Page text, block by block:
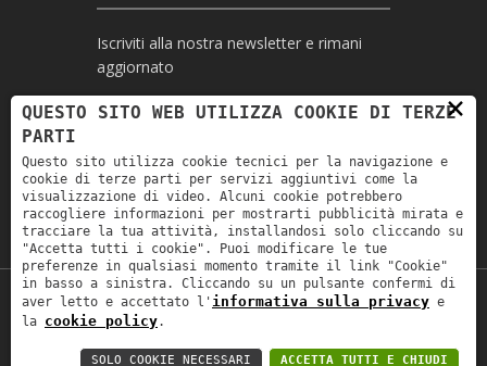
Iscriviti alla nostra newsletter e rimani
aggiornato
Ho letto l'informativa e autorizzo il
trattamento dei miei dati personali per le
finalità ivi indicate *
Copyright © 2019Astrolabio. P.IVA:
Privacy policy-Privacy policy B2B -Area
×
QUESTO SITO WEB UTILIZZA COOKIE DI TERZE
PARTI
Questo sito utilizza cookie tecnici per la navigazione e
cookie di terze parti per servizi aggiuntivi come la
visualizzazione di video. Alcuni cookie potrebbero
raccogliere informazioni per mostrarti pubblicità mirata e
tracciare la tua attività, installandosi solo cliccando su
"Accetta tutti i cookie". Puoi modificare le tue
preferenze in qualsiasi momento tramite il link "Cookie"
in basso a sinistra. Cliccando su un pulsante confermi di
aver letto e accettato l' informativa sulla privacy e
la cookie policy.
ACCETTA TUTTI E CHIUDI
SOLO COOKIE NECESSARI